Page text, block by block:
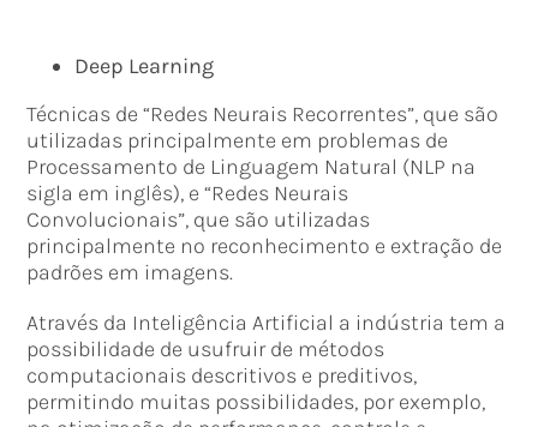
Deep Learning
Técnicas de “Redes Neurais Recorrentes”, que são
utilizadas principalmente em problemas de
Processamento de Linguagem Natural (NLP na
sigla em inglês), e “Redes Neurais
Convolucionais”, que são utilizadas
principalmente no reconhecimento e extração de
padrões em imagens.
Através da Inteligência Artificial a indústria tem a
possibilidade de usufruir de métodos
computacionais descritivos e preditivos,
permitindo muitas possibilidades, por exemplo,